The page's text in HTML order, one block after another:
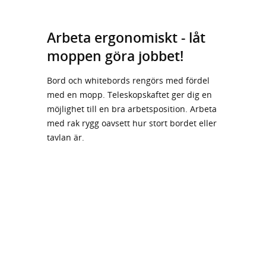
Arbeta ergonomiskt - låt
moppen göra jobbet!
Bord och whitebords rengörs med fördel
med en mopp. Teleskopskaftet ger dig en
möjlighet till en bra arbetsposition. Arbeta
med rak rygg oavsett hur stort bordet eller
tavlan är.